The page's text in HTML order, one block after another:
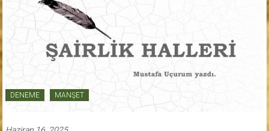
Edebiyat
DENEME MANŞET